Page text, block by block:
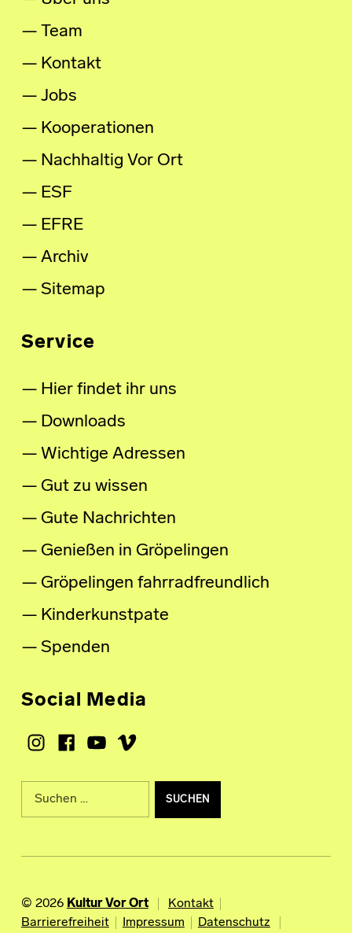
Team
Kontakt
Jobs
Kooperationen
Nachhaltig Vor Ort
ESF
EFRE
Archiv
Sitemap
Service
Hier findet ihr uns
Downloads
Wichtige Adressen
Gut zu wissen
Gute Nachrichten
Genießen in Gröpelingen
Gröpelingen fahrradfreundlich
Kinderkunstpate
Spenden
Social Media
Instagram
Facebook
Youtube
Vimeo
Suche nach:
© 2026 Kultur Vor Ort
Kontakt
Barrierefreiheit
Impressum Datenschutz